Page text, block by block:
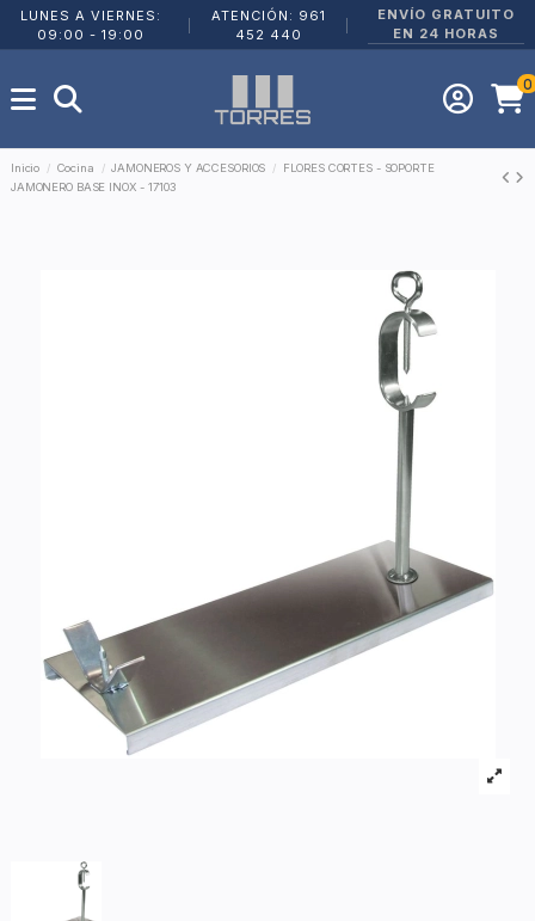
LUNES A VIERNES:
09:00 - 19:00
ATENCIÓN: 961
452 440
ENVÍO GRATUITO
EN 24 HORAS
0
Inicio Cocina JAMONEROS Y ACCESORIOS
FLORES CORTES - SOPORTE
JAMONERO BASE INOX - 17103